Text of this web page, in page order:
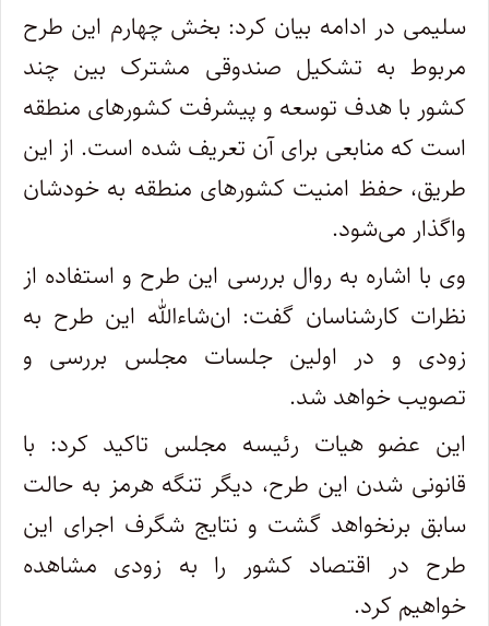
سلیمی در ادامه بیان کرد: بخش چهارم این طرح
مربوط به تشکیل صندوقی مشترک بین چند
کشور با هدف توسعه و پیشرفت کشورهای منطقه
است که منابعی برای آن تعریف شده است. از این
طریق، حفظ امنیت کشورهای منطقه به خودشان
واگذار می‌شود.
وی با اشاره به روال بررسی این طرح و استفاده از
نظرات کارشناسان گفت: ان‌شاءالله این طرح به
زودی و در اولین جلسات مجلس بررسی و
تصویب خواهد شد.
این عضو هیات رئیسه مجلس تاکید کرد: با
قانونی شدن این طرح، دیگر تنگه هرمز به حالت
سابق برنخواهد گشت و نتایج شگرف اجرای این
طرح در اقتصاد کشور را به زودی مشاهده
خواهیم کرد.